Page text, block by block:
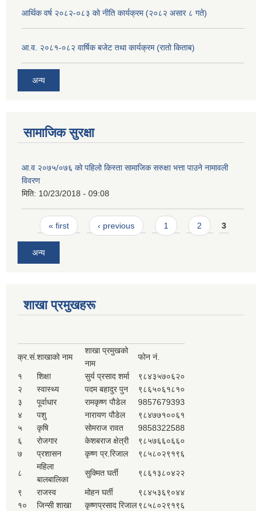
आर्थिक वर्ष २०८२-०८३ को नीति कार्यक्रम (२०८२ असार ८ गते)
आ.व. २०८१-०८२ वार्षिक बजेट तथा कार्यक्रम (रातो किताब)
अन्य
सामाजिक सुरक्षा
आ.व २०७५/०७६ को पहिलो किस्ता सामाजिक सरुक्षा भत्ता पाउने नामावली
विवरण
मिति: 10/23/2018 - 09:08
Pages
« first ‹ previous 1 2 3
अन्य
शाखा प्रमुखहरू
क्र.सं.शाखाको नाम
शाखा प्रमुखको
नाम
फोन नं.
१ शिक्षा सुर्य प्रसाद शर्मा
९८४३५७०६२०
२
स्वास्थ्य पदम बहादुर पुन
९८६५०६१८१०
३
पूर्वाधार रामकृष्ण पौडेल
9857679393
४
पशु नारायण पौडेल
९८४७७१००६१
५
कृषि सोमराज रावत
9858322588
६
रोजगार केशबराज क्षेत्री
९८५७६६०६६०
७
प्रशासन कृष्ण प्र.रिजाल ९८५८०२९१९६
८
महिला
बालबालिका
सुक्मित घर्ती ९८६१३८०४२२
९ राजस्व मोहन घर्ती
९८४५३६९०४४
१०
जिन्सी शाखा कृष्णप्रसाद रिजाल९८५८०२९१९६